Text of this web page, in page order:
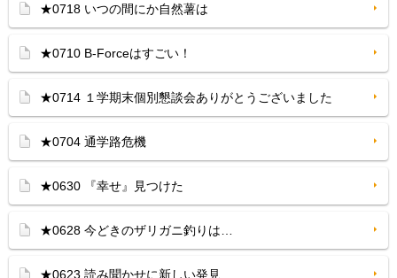
★0718 いつの間にか自然薯は
★0710 B-Forceはすごい！
★0714 １学期末個別懇談会ありがとうございました
★0704 通学路危機
★0630 『幸せ』見つけた
★0628 今どきのザリガニ釣りは…
★0623 読み聞かせに新しい発見